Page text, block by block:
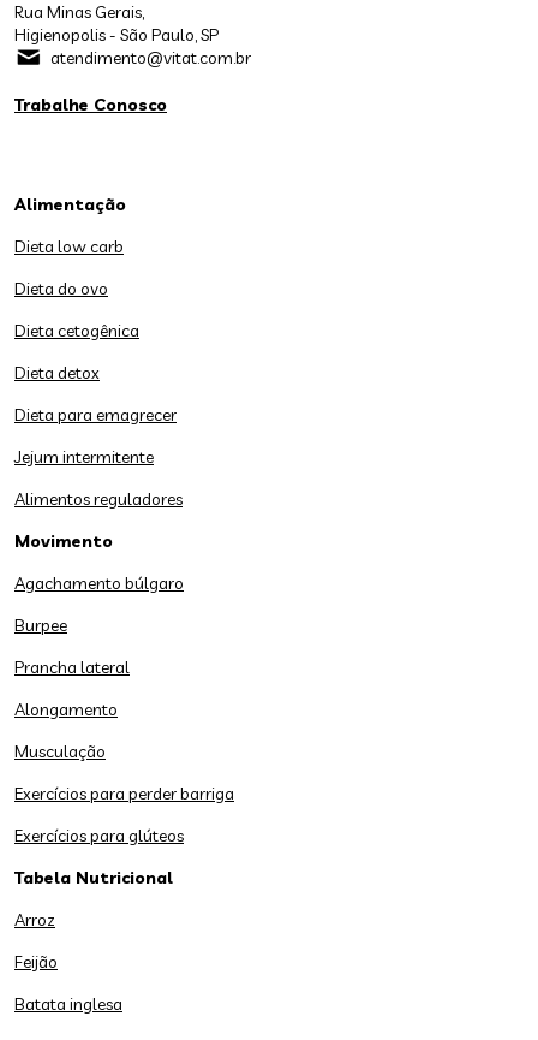
Rua Minas Gerais,
Higienopolis - São Paulo, SP
atendimento@vitat.com.br
Trabalhe Conosco
Alimentação
Dieta low carb
Dieta do ovo
Dieta cetogênica
Dieta detox
Dieta para emagrecer
Jejum intermitente
Alimentos reguladores
Movimento
Agachamento búlgaro
Burpee
Prancha lateral
Alongamento
Musculação
Exercícios para perder barriga
Exercícios para glúteos
Tabela Nutricional
Arroz
Feijão
Batata inglesa